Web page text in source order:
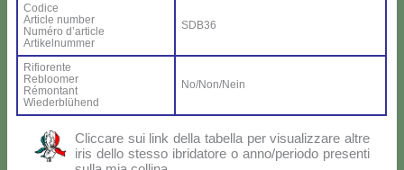
Co­di­ce
Ar­ti­cle num­ber
Nu­mé­ro d’ar­ti­cle
Ar­ti­kel­num­mer
SDB36
Ri­fio­ren­te
Re­bloo­mer
Ré­mon­tant
Wie­der­blü­hend
No/Non/Nein
Clic­ca­re sui link del­la ta­bel­la per vi­sua­liz­za­re al­tre
iris del­lo stes­so ibri­da­to­re o anno/periodo pre­sen­ti